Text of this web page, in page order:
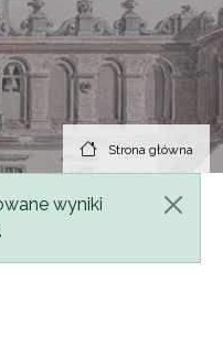
Strona główna
wyniki